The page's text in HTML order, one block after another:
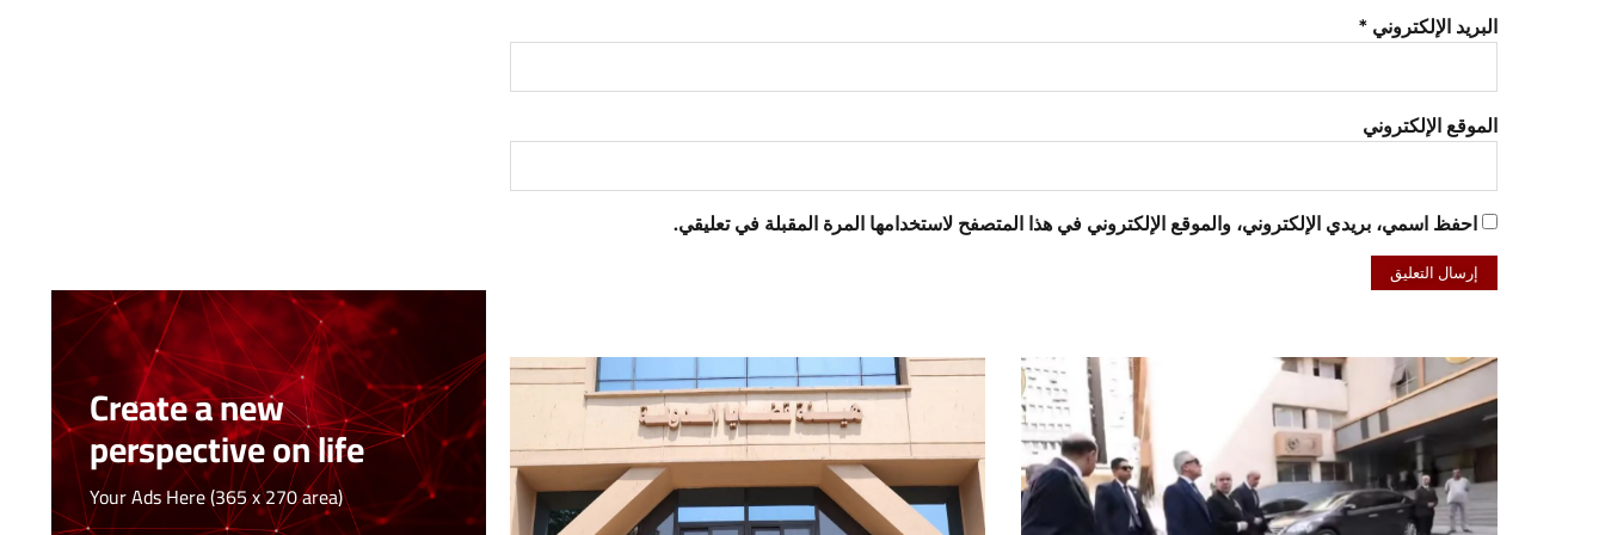
البريد الإلكتروني *
الموقع الإلكتروني
احفظ اسمي، بريدي الإلكتروني، والموقع الإلكتروني في هذا المتصفح لاستخدامها المرة المقبلة في تعليقي.
Create a new
perspective on life
Your Ads Here (365 x 270 area)